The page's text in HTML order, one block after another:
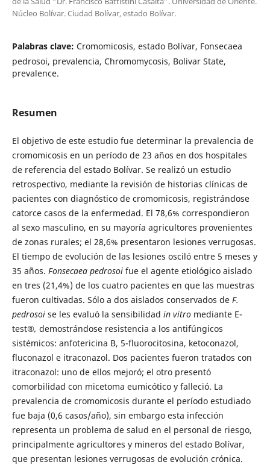
Núcleo Bolívar. Ciudad Bolívar, estado Bolívar.
Palabras clave: Cromomicosis, estado Bolívar, Fonsecaea
pedrosoi, prevalencia, Chromomycosis, Bolivar State,
prevalence.
Resumen
El objetivo de este estudio fue determinar la prevalencia de
cromomicosis en un período de 23 años en dos hospitales
de referencia del estado Bolívar. Se realizó un estudio
retrospectivo, mediante la revisión de historias clínicas de
pacientes con diagnóstico de cromomicosis, registrándose
catorce casos de la enfermedad. El 78,6% correspondieron
al sexo masculino, en su mayoría agricultores provenientes
de zonas rurales; el 28,6% presentaron lesiones verrugosas.
El tiempo de evolución de las lesiones osciló entre 5 meses y
35 años. Fonsecaea pedrosoifue el agente etiológico aislado
en tres (21,4%) de los cuatro pacientes en que las muestras
fueron cultivadas. Sólo a dos aislados conservados de F.
pedrosoise les evaluó la sensibilidad in vitromediante E-
test®, demostrándose resistencia a los antifúngicos
sistémicos: anfotericina B, 5-fluorocitosina, ketoconazol,
fluconazol e itraconazol. Dos pacientes fueron tratados con
itraconazol: uno de ellos mejoró; el otro presentó
comorbilidad con micetoma eumicótico y falleció. La
prevalencia de cromomicosis durante el período estudiado
fue baja (0,6 casos/año), sin embargo esta infección
representa un problema de salud en el personal de riesgo,
principalmente agricultores y mineros del estado Bolívar,
que presentan lesiones verrugosas de evolución crónica.